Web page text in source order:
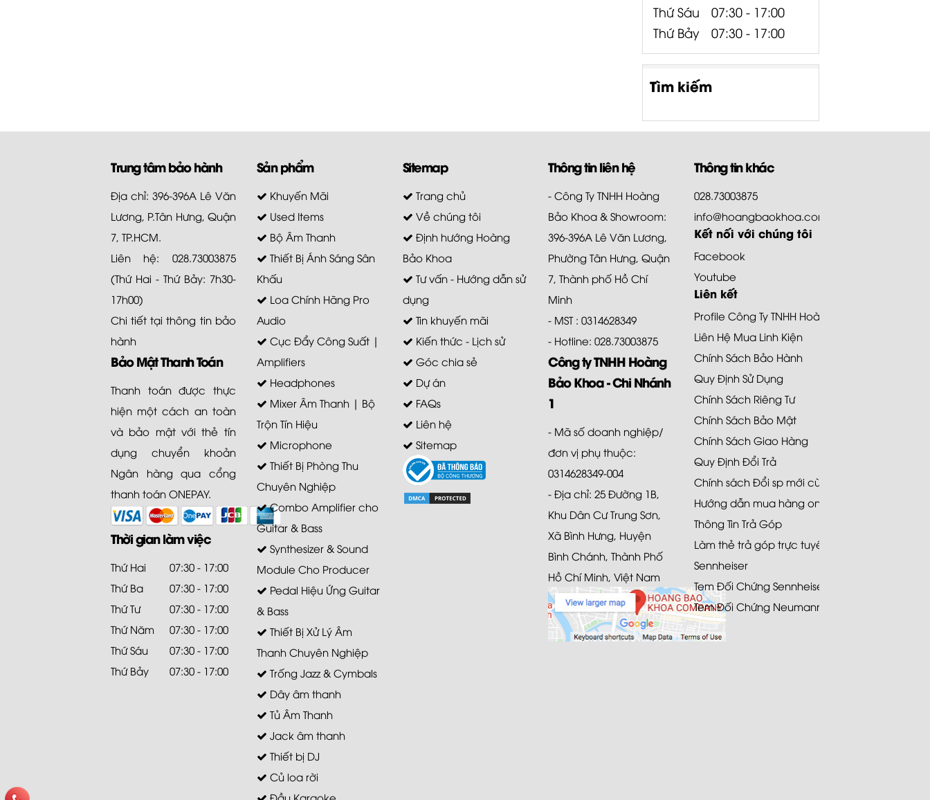
Thứ Sáu
07:30 - 17:00
Thứ Bảy
07:30 - 17:00
Tìm kiếm
Trung tâm bảo hành
Địa chỉ: 396-396A Lê Văn
Lương, P.Tân Hưng, Quận
7, TP.HCM.
Liên hệ: 028.73003875
(Thứ Hai - Thứ Bảy: 7h30-
17h00)
Chi tiết tạithông tin bảo
hành
Bảo Mật Thanh Toán
Thanh toán được thực
hiện một cách an toàn
và bảo mật với thẻ tín
dụng chuyển khoản
Ngân hàng qua cổng
thanh toán ONEPAY.
Thời gian làm việc
Thứ Hai
07:30 - 17:00
Thứ Ba
07:30 - 17:00
Thứ Tư
07:30 - 17:00
Thứ Năm
07:30 - 17:00
Thứ Sáu
07:30 - 17:00
Thứ Bảy
07:30 - 17:00
Sản phẩm
Khuyến Mãi
Used Items
Bộ Âm Thanh
Thiết Bị Ánh Sáng Sân
Khấu
Loa Chính Hãng Pro
Audio
Cục Đẩy Công Suất |
Amplifiers
Headphones
Mixer Âm Thanh | Bộ
Trộn Tín Hiệu
Microphone
Thiết Bị Phòng Thu
Chuyên Nghiệp
Combo Amplifier cho
Guitar & Bass
Synthesizer & Sound
Module Cho Producer
Pedal Hiệu Ứng Guitar
& Bass
Thiết Bị Xử Lý Âm
Thanh Chuyên Nghiệp
Trống Jazz & Cymbals
Dây âm thanh
Tủ Âm Thanh
Jack âm thanh
Thiết bị DJ
Củ loa rời
Đầu Karaoke
Sitemap
Trang chủ
Về chúng tôi
Định hướng Hoàng
Bảo Khoa
Tư vấn - Hướng dẫn sử
dụng
Tin khuyến mãi
Kiến thức - Lịch sử
Góc chia sẻ
Dự án
FAQs
Liên hệ
Sitemap
Thông tin liên hệ
- Công Ty TNHH Hoàng
Bảo Khoa & Showroom:
396-396A Lê Văn Lương,
Phường Tân Hưng, Quận
7, Thành phố Hồ Chí
Minh
- MST : 0314628349
- Hotline: 028.73003875
Công ty TNHH Hoàng
Bảo Khoa - Chi Nhánh
1
- Mã số doanh nghiệp/
đơn vị phụ thuộc:
0314628349-004
- Địa chỉ: 25 Đường 1B,
Khu Dân Cư Trung Sơn,
Xã Bình Hưng, Huyện
Bình Chánh, Thành Phố
Hồ Chí Minh, Việt Nam
Thông tin khác
028.73003875
info@hoangbaokhoa.com
Kết nối với chúng tôi
Facebook
Youtube
Liên kết
Profile Công Ty TNHH Hoàng Bảo Khoa
Liên Hệ Mua Linh Kiện
Chính Sách Bảo Hành
Quy Định Sử Dụng
Chính Sách Riêng Tư
Chính Sách Bảo Mật
Chính Sách Giao Hàng
Quy Định Đổi Trả
Chính sách Đổi sp mới cùng loại 48H
Hướng dẫn mua hàng online
Thông Tin Trả Góp
Làm thẻ trả góp trực tuyến
Sennheiser
Tem Đối Chứng Sennheiser
Tem Đối Chứng Neumann